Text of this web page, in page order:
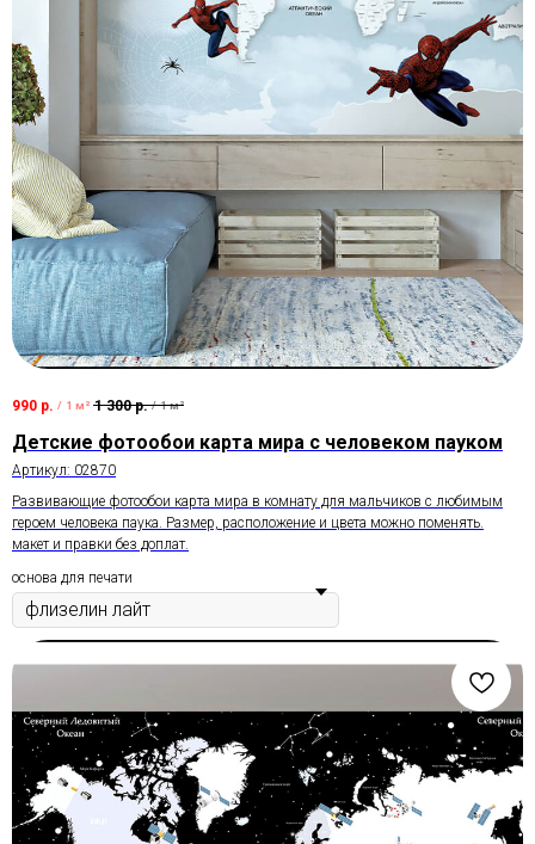
990 р. / 1 м² 1 300 р. / 1 м²
Детские фотообои карта мира с человеком пауком
Артикул: 02870
Развивающие фотообои карта мира в комнату для мальчиков с любимым
героем человека паука. Размер, расположение и цвета можно поменять.
макет и правки без доплат.
основа для печати